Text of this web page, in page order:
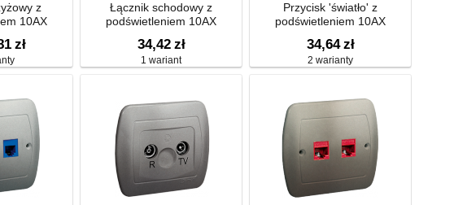
z
10AX
zł
Łącznik schodowy z
podświetleniem 10AX
34,42 zł
1 wariant
Przycisk 'światło' z
podświetleniem 10AX
34,64 zł
2 warianty